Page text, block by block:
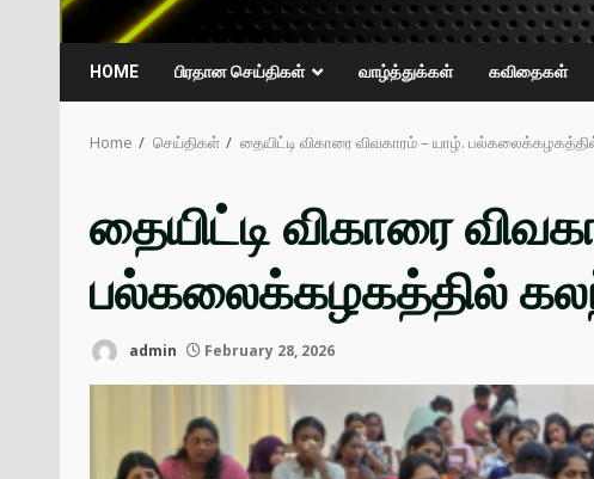
HOME பிரதான செய்திகள் வாழ்த்துக்கள் கவிதைகள்
Home செய்திகள் தையிட்டி விகாரை விவகாரம் – யாழ்.
தையிட்டி விகாரை
பல்கலைக்கழகத்தில்
admin February 28, 2026